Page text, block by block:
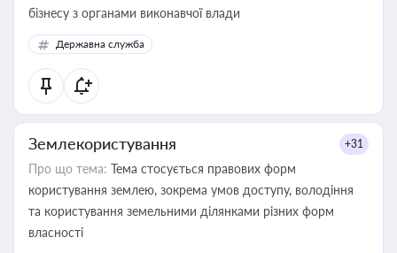
бізнесу з органами виконавчої влади
Державна служба
Землекористування +31
Про що тема: Тема стосується правових форм
користування землею, зокрема умов доступу, володіння
та користування земельними ділянками різних форм
власності